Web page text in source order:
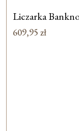
Liczarka
609,95 zł